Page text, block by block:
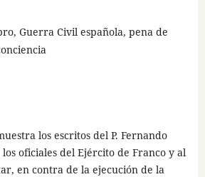
Guerra Civil española, pena de
los escritos del P. Fernando
oficiales del Ejército de Franco y al
en contra de la ejecución de la